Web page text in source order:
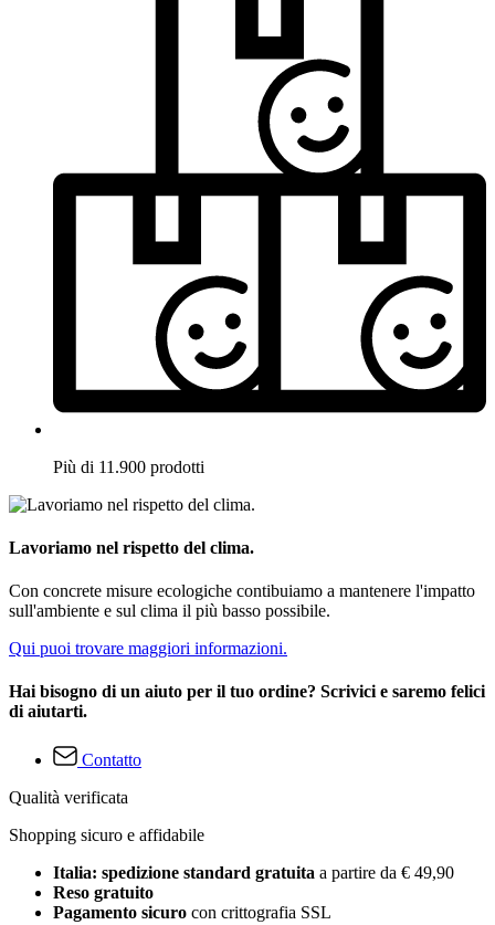
Più di 11.900 prodotti
Lavoriamo nel rispetto del clima.
Con concrete misure ecologiche contibuiamo a mantenere l'impatto
sull'ambiente e sul clima il più basso possibile.
Qui puoi trovare maggiori informazioni.
Hai bisogno di un aiuto per il tuo ordine? Scrivici e saremo felici
di aiutarti.
Contatto
Qualità verificata
Shopping sicuro e affidabile
Italia: spedizione standard gratuita a partire da € 49,90
Reso gratuito
Pagamento sicuro con crittografia SSL